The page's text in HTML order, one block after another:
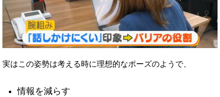
実はこの姿勢は考える時に理想的なポーズのようで、
情報を減らす